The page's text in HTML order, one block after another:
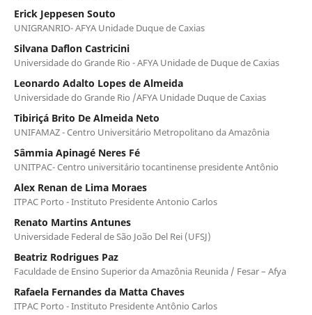
Erick Jeppesen Souto
UNIGRANRIO- AFYA Unidade Duque de Caxias
Silvana Daflon Castricini
Universidade do Grande Rio - AFYA Unidade de Duque de Caxias
Leonardo Adalto Lopes de Almeida
Universidade do Grande Rio /AFYA Unidade Duque de Caxias
Tibiriçá Brito De Almeida Neto
UNIFAMAZ - Centro Universitário Metropolitano da Amazônia
Sâmmia Apinagé Neres Fé
UNITPAC- Centro universitário tocantinense presidente Antônio
Alex Renan de Lima Moraes
ITPAC Porto - Instituto Presidente Antonio Carlos
Renato Martins Antunes
Universidade Federal de São João Del Rei (UFSJ)
Beatriz Rodrigues Paz
Faculdade de Ensino Superior da Amazônia Reunida / Fesar – Afya
Rafaela Fernandes da Matta Chaves
ITPAC Porto - Instituto Presidente Antônio Carlos